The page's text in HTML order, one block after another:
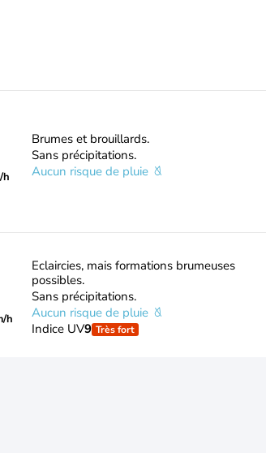
h
Brumes et brouillards.
Sans précipitations.
Aucun risque de pluie
h
Eclaircies, mais formations brumeuses
possibles.
Sans précipitations.
Aucun risque de pluie
Indice UV9 Très fort